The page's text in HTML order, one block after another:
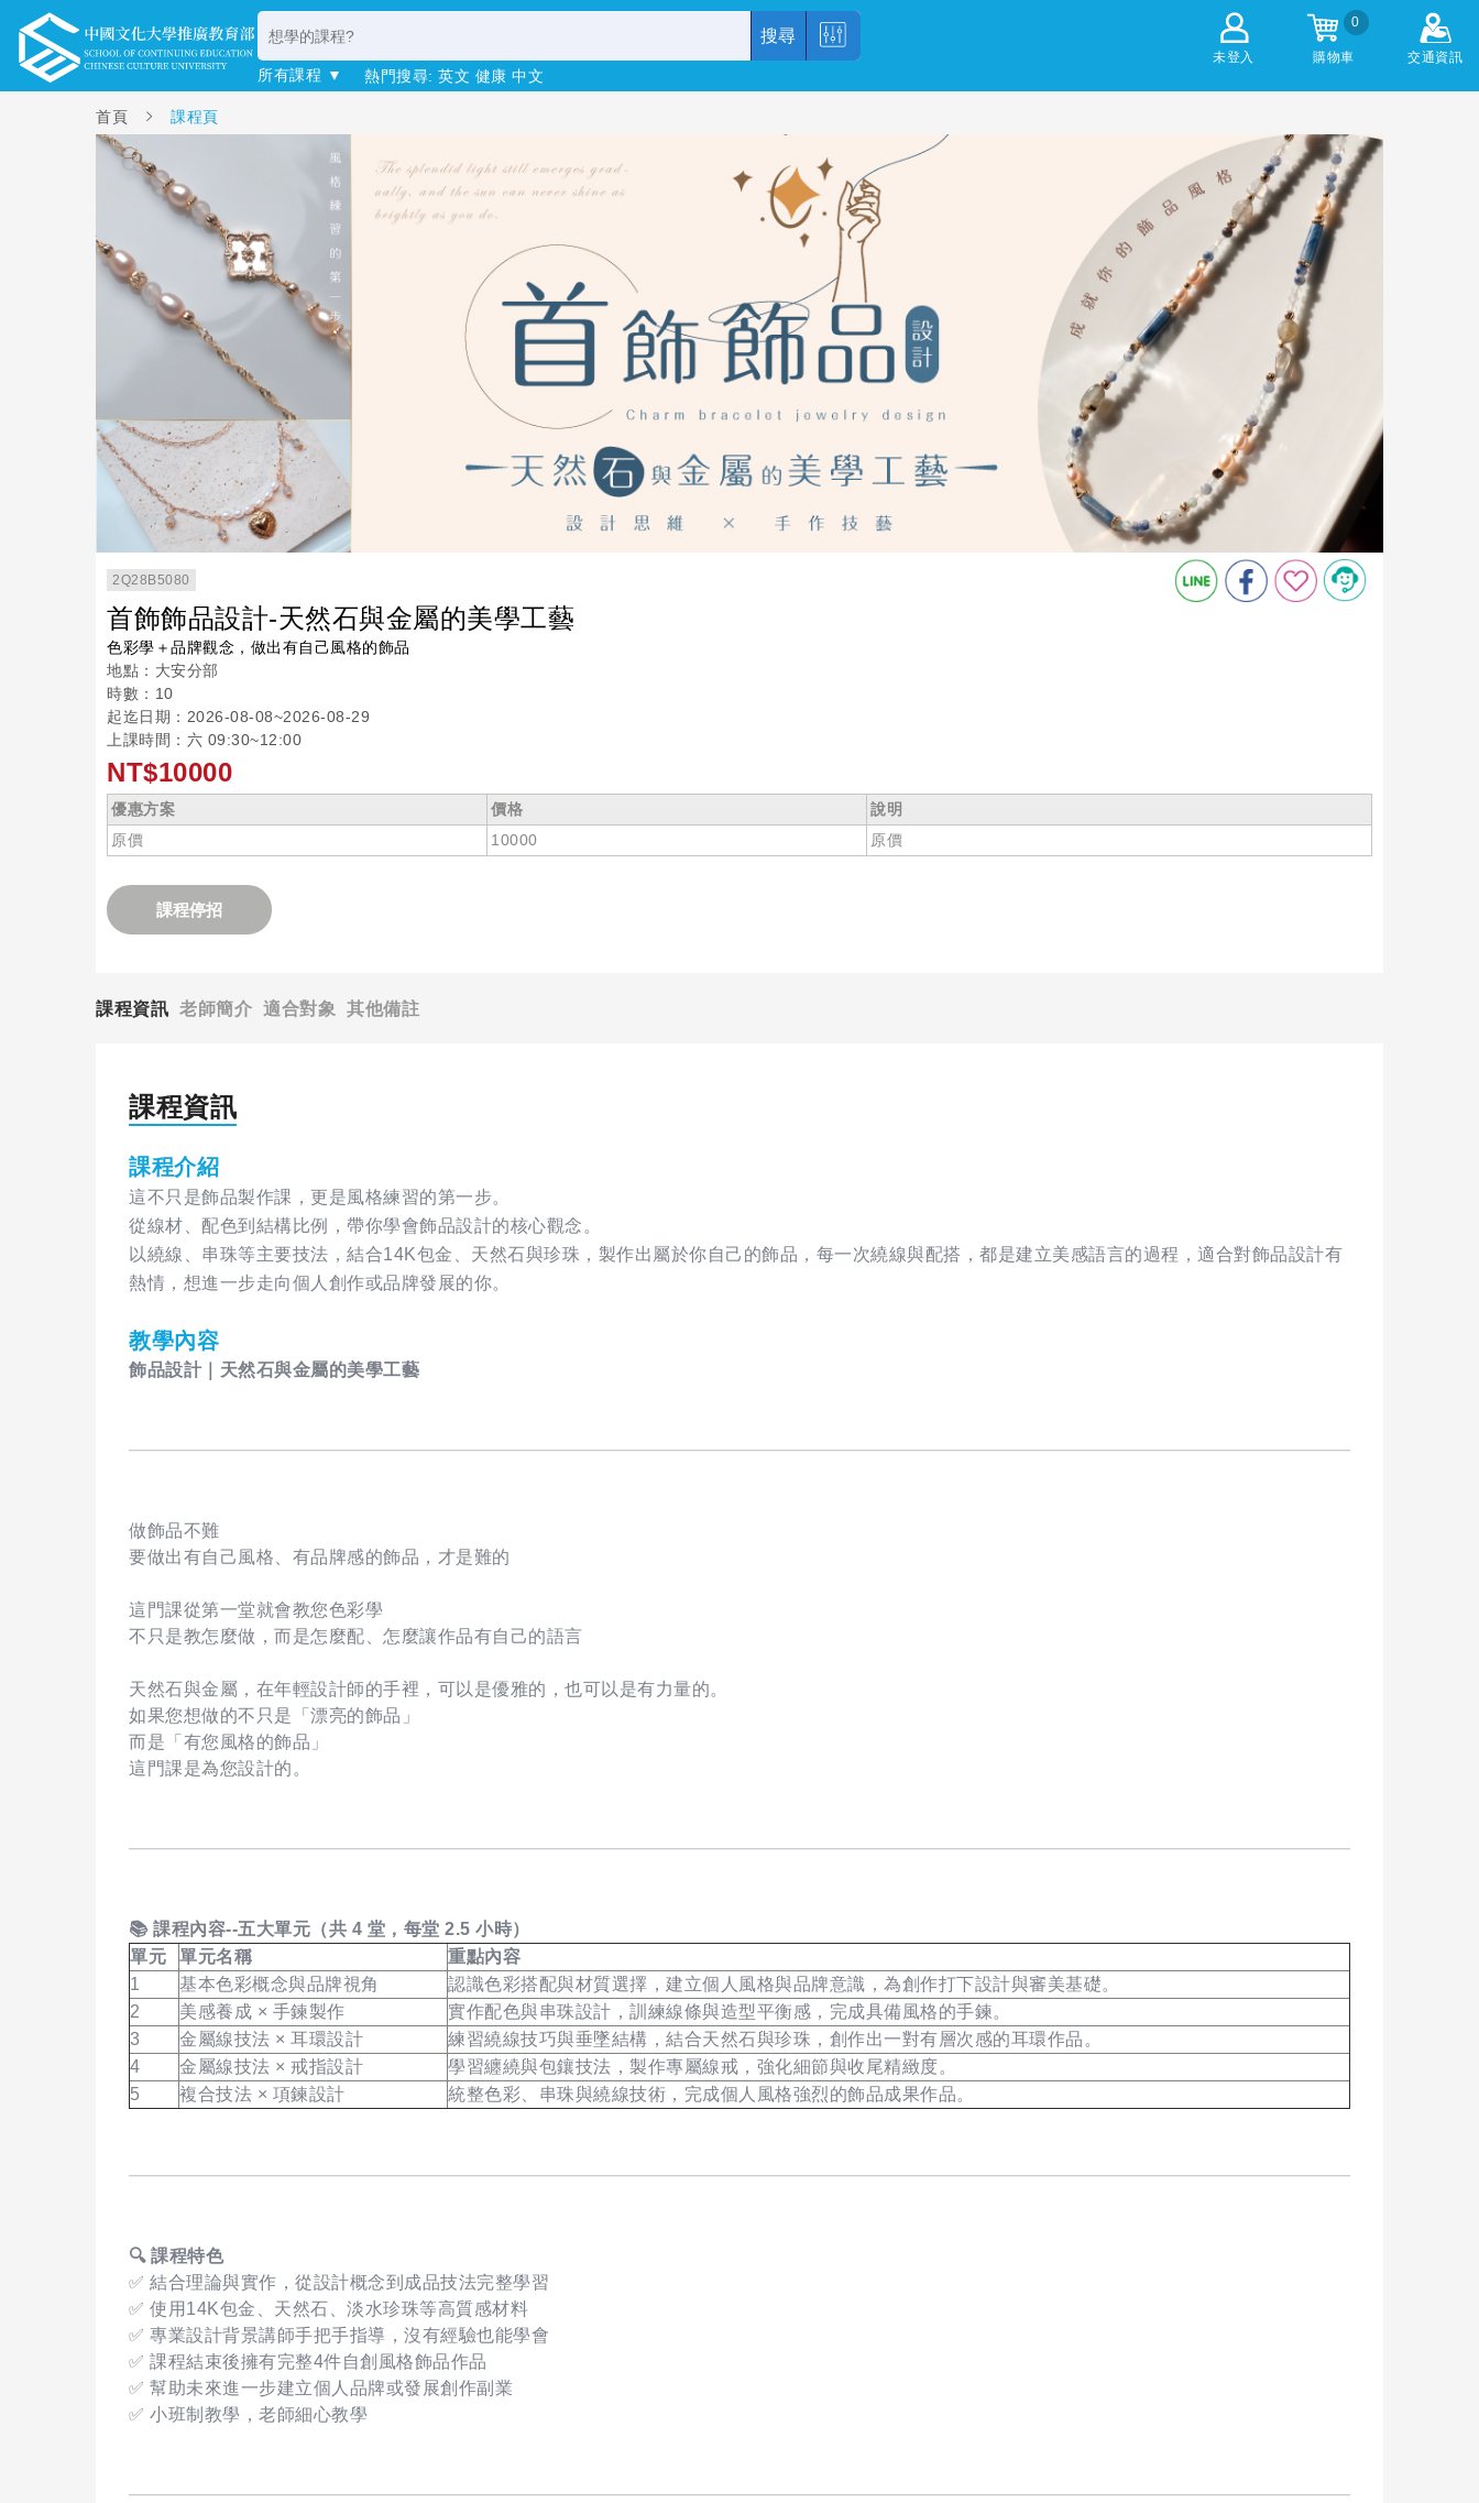
未登入
0
購物車 交通資訊
搜尋
所有課程 ▼ 熱門搜尋: 英文 健康 中文
首頁 課程頁
2Q28B5080
首飾飾品設計-天然石與金屬的美學工藝
色彩學＋品牌觀念，做出有自己風格的飾品
地點：大安分部
時數：10
起迄日期：2026-08-08~2026-08-29
上課時間：六 09:30~12:00
NT$10000
優惠方案 價格
說明
原價
10000 原價
課程停招
課程資訊 老師簡介 適合對象 其他備註
課程資訊
課程介紹
這不只是飾品製作課，更是風格練習的第一步。
從線材、配色到結構比例，帶你學會飾品設計的核心觀念。
以繞線、串珠等主要技法，結合14K包金、天然石與珍珠，製作出屬於你自己的飾品，每一次繞線與配搭，都是建立美感語言的過程，適合對飾品設計有
熱情，想進一步走向個人創作或品牌發展的你。
教學內容
飾品設計｜天然石與金屬的美學工藝
做飾品不難
要做出有自己風格、有品牌感的飾品，才是難的
這門課從第一堂就會教您色彩學
不只是教怎麼做，而是怎麼配、怎麼讓作品有自己的語言
天然石與金屬，在年輕設計師的手裡，可以是優雅的，也可以是有力量的。
如果您想做的不只是「漂亮的飾品」
而是「有您風格的飾品」
這門課是為您設計的。
📚 課程內容--五大單元（共 4 堂，每堂 2.5 小時）
單元
單元名稱
重點內容
1
基本色彩概念與品牌視角
認識色彩搭配與材質選擇，建立個人風格與品牌意識，為創作打下設計與審美基礎。
2
美感養成 × 手鍊製作
實作配色與串珠設計，訓練線條與造型平衡感，完成具備風格的手鍊。
3
金屬線技法 × 耳環設計
練習繞線技巧與垂墜結構，結合天然石與珍珠，創作出一對有層次感的耳環作品。
4
金屬線技法 × 戒指設計
學習纏繞與包鑲技法，製作專屬線戒，強化細節與收尾精緻度。
5
複合技法 × 項鍊設計 統整色彩、串珠與繞線技術，完成個人風格強烈的飾品成果作品。
🔍 課程特色
✅ 結合理論與實作，從設計概念到成品技法完整學習
✅ 使用14K包金、天然石、淡水珍珠等高質感材料
✅ 專業設計背景講師手把手指導，沒有經驗也能學會
✅ 課程結束後擁有完整4件自創風格飾品作品
✅ 幫助未來進一步建立個人品牌或發展創作副業
✅ 小班制教學，老師細心教學